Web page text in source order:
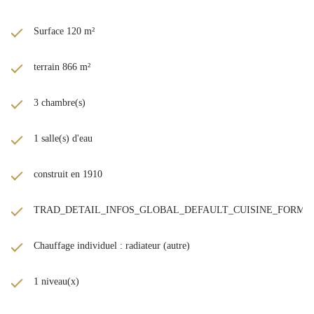
Surface 120 m²
terrain 866 m²
3 chambre(s)
1 salle(s) d'eau
construit en 1910
Chauffage individuel : radiateur (autre)
1 niveau(x)